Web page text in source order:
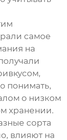
самое
на
понимать,
о низком
хранении.
сорта
влияют на